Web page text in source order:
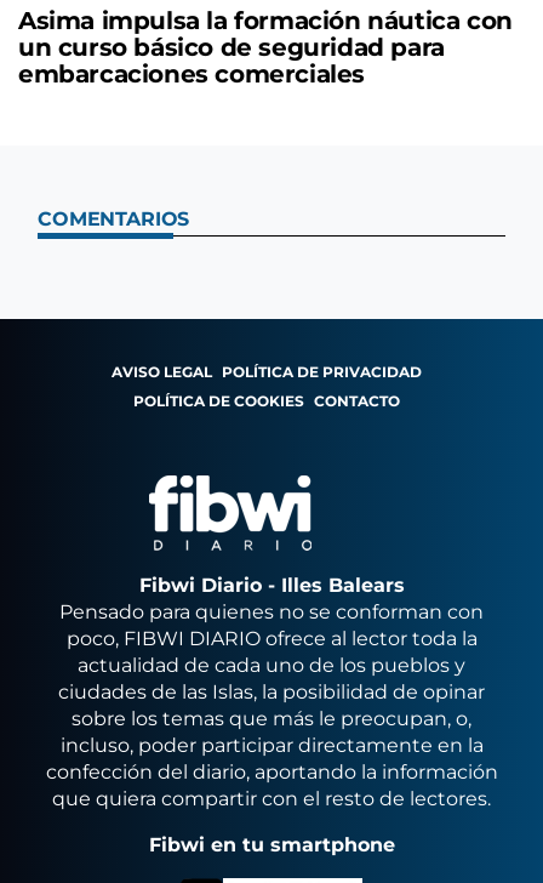
Asima impulsa la formación náutica con
un curso básico de seguridad para
embarcaciones comerciales
COMENTARIOS
AVISO LEGAL POLÍTICA DE PRIVACIDAD
POLÍTICA DE COOKIES CONTACTO
Fibwi Diario - Illes Balears
Pensado para quienes no se conforman con
poco, FIBWI DIARIO ofrece al lector toda la
actualidad de cada uno de los pueblos y
ciudades de las Islas, la posibilidad de opinar
sobre los temas que más le preocupan, o,
incluso, poder participar directamente en la
confección del diario, aportando la información
que quiera compartir con el resto de lectores.
Fibwi en tu smartphone